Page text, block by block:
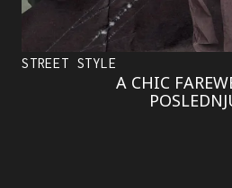
STREET STYLE
A CHIC